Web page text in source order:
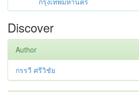
Discover
Author
กรรวี ศรีวิชัย